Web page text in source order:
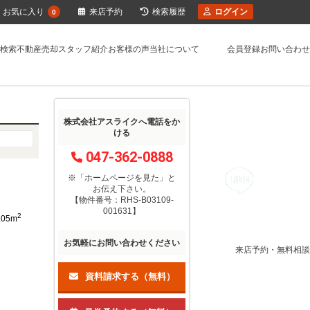
索不動産売却スタッフ紹介お客様の声当社について 会員登録お問い合わせ
来店予約・無料相談
2
株式会社アスライクへ電話をか
ける
047-362-0888
※「ホームページを見た」
と
お伝え下さい。
【物件番号：RHS-B03109-
001631】
お気軽にお問い合わせください
資料請求する（無料）
お気に入り 0 来店予約 検索履歴 ログイン